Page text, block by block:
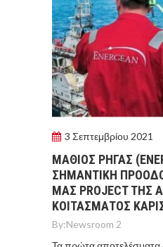
3 Σεπτεμβρίου 2021
ΜΑΘΙΟΣ ΡΗΓΑΣ
ΣΗΜΑΝΤΙΚΗ
ΜΑΣ PROJECT ΤΗΣ
ΚΟΙΤΑΣΜΑΤΟΣ
By:Newsroom 2